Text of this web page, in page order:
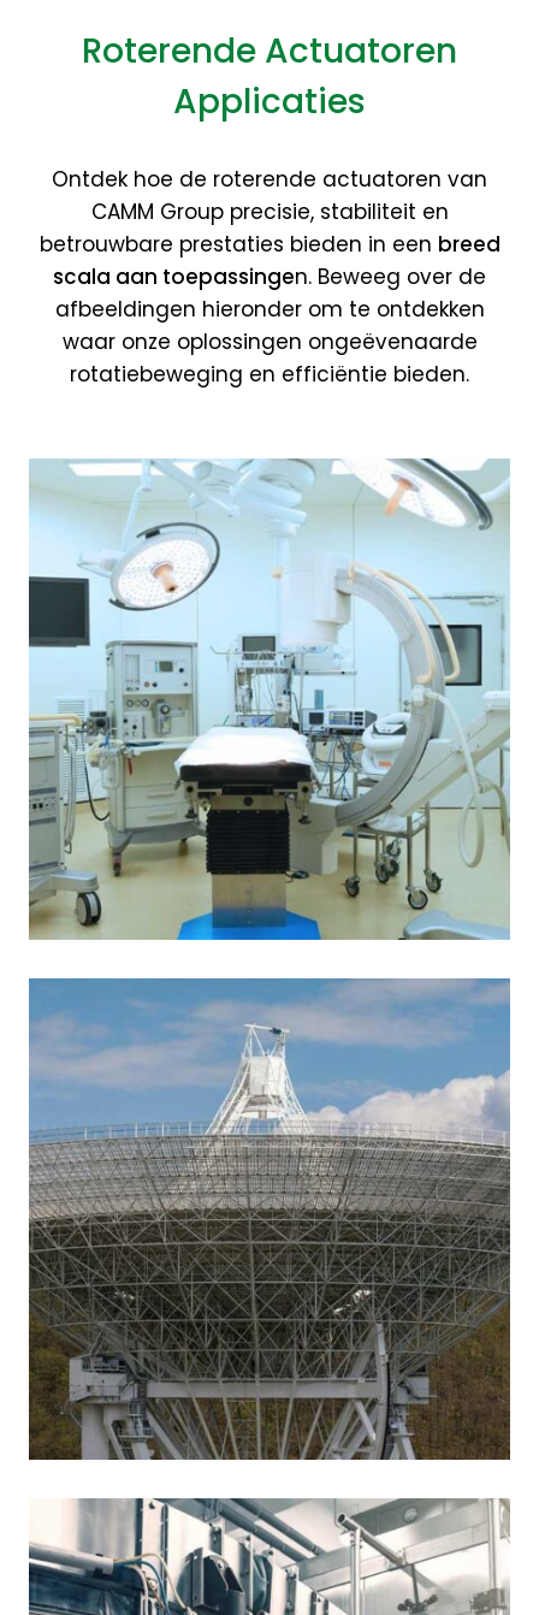
Roterende Actuatoren
Applicaties
Ontdek hoe de roterende actuatoren van
CAMM Group precisie, stabiliteit en
betrouwbare prestaties bieden in een breed
scala aan toepassingen. Beweeg over de
afbeeldingen hieronder om te ontdekken
waar onze oplossingen ongeëvenaarde
rotatiebeweging en efficiëntie bieden.